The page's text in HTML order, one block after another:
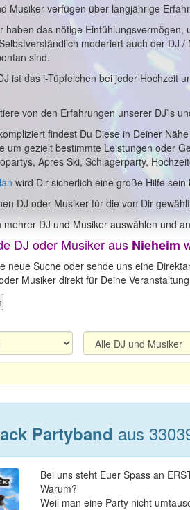
Musiker verfügen über langjährige
haben das nötige
moderiert auch der DJ
sind.
ist das i-Tüpfelchen bei jeder Hochzeit
von den Erfahrungen unserer DJ`s
findest Du Diese in Deiner
um gezielt bestimmte Leistungen oder
Apres Ski, Schlagerparty,
wird Dir sicherlich eine große Hilfe
DJ oder Musiker für die von Dir
mehrer DJ und Musiker auswählen und
DJ oder Musiker aus Nieheim
neue Suche oder sende uns eine
Musiker direkt für Deine
Partyband aus
Bei uns steht Euer Spass an
Warum?
Weil man eine Party nicht